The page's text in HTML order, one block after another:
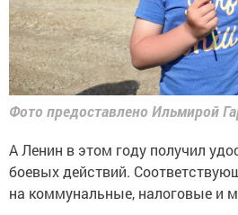
Фото предоставлено Ильмирой
А Ленин в этом году получил
боевых действий.
на коммунальные, налоговые и